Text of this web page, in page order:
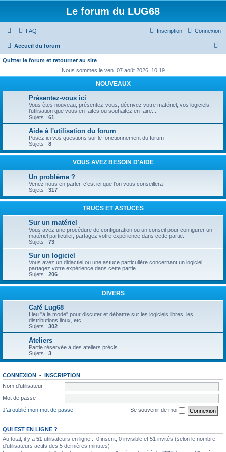
Le forum du LUG68
FAQ Connexion
Inscription
Accueil du forum
r
Quitter le forum et retourner au site
Nous sommes le ven. 07 août 2026, 10:19
NOUVEAUX
Présentez-vous ici
Vous êtes nouveau, présentez-vous, décrivez votre matériel, vos logiciels,
l'utilisation que vous en faites ou souhaitez en faire...
Sujets : 61
Aide à l'utilisation du forum
Posez ici vos questions sur le fonctionnement du forum
Sujets : 8
VOUS AVEZ BESOIN D'AIDE
Un problème ?
Venez nous en parler, c'est ici que l'on vous conseillera !
Sujets : 317
TRUCS ET ASTUCES
Sur un matériel
Vous avez une procédure de configuration ou un conseil pour configurer un
matériel particulier, partagez votre expérience dans cette partie.
Sujets : 73
Sur un logiciel
Vous avez un didactiel ou une astuce particulière concernant un logiciel,
partagez votre expérience dans cette partie.
Sujets : 206
DIVERS
Café Lug68
Lieu "à la mode" pour discuter et débattre sur les logiciels libres, les
distributions linux, etc...
Sujets : 302
Ateliers
Partie réservée à des ateliers précis.
Sujets : 3
CONNEXION • INSCRIPTION
Nom d’utilisateur :
Mot de passe :
J’ai oublié mon mot de passe
Se souvenir de moi
QUI EST EN LIGNE ?
Au total, il y a 51 utilisateurs en ligne :: 0 inscrit, 0 invisible et 51 invités (selon le nombre
d’utilisateurs actifs des 5 dernières minutes)